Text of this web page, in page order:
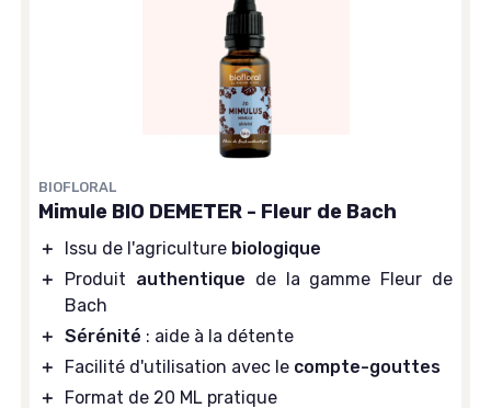
BIOFLORAL
Mimule BIO DEMETER - Fleur de Bach
＋ Issu de l'agriculture biologique
＋
Produit authentique de la gamme Fleur de
Bach
＋ Sérénité : aide à la détente
＋
Facilité d'utilisation avec le compte-gouttes
＋
Format de 20 ML pratique